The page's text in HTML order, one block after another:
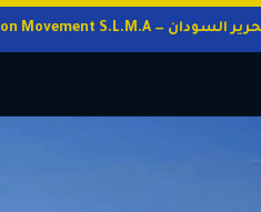
حركة تحرير السودان — Sudan Liberation Movement S.L.M.A